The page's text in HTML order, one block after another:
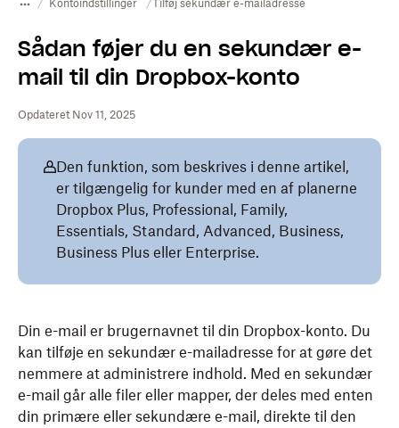
Kontoindstillinger Tilføj sekundær e-mailadresse
Sådan føjer du en sekundær e-
mail til din Dropbox-konto
Opdateret Nov 11, 2025
Den funktion, som beskrives i denne artikel,
er tilgængelig for kunder med en af planerne
Dropbox Plus, Professional, Family,
Essentials, Standard, Advanced, Business,
Business Plus eller Enterprise.
Din e-mail er brugernavnet til din Dropbox-konto. Du
kan tilføje en sekundær e-mailadresse for at gøre det
nemmere at administrere indhold. Med en sekundær
e-mail går alle filer eller mapper, der deles med enten
din primære eller sekundære e-mail, direkte til den